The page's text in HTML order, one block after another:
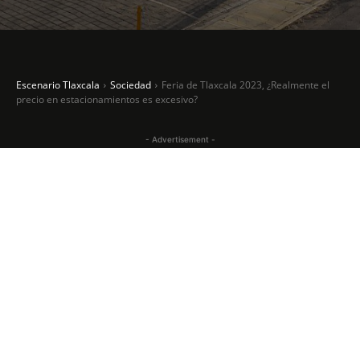
Escenario Tlaxcala Sociedad
Feria de Tlaxcala 2023, ¿Realmente el
precio en estacionamientos es excesivo?
- Advertisement -